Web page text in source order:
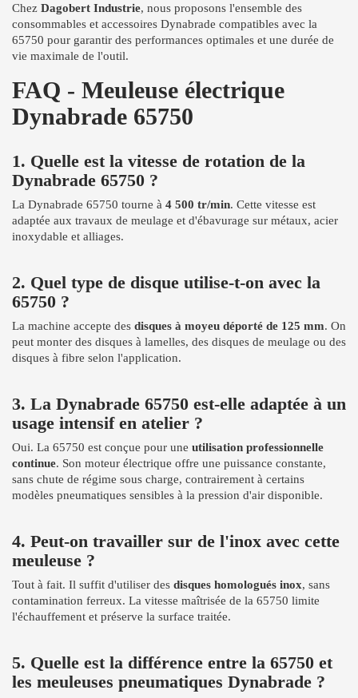
Chez Dagobert Industrie, nous proposons l'ensemble des
consommables et accessoires Dynabrade compatibles avec la
65750 pour garantir des performances optimales et une durée de
vie maximale de l'outil.
FAQ - Meuleuse électrique
Dynabrade 65750
1. Quelle est la vitesse de rotation de la
Dynabrade 65750 ?
La Dynabrade 65750 tourne à 4 500 tr/min. Cette vitesse est
adaptée aux travaux de meulage et d'ébavurage sur métaux, acier
inoxydable et alliages.
2. Quel type de disque utilise-t-on avec la
65750 ?
La machine accepte des disques à moyeu déporté de 125 mm. On
peut monter des disques à lamelles, des disques de meulage ou des
disques à fibre selon l'application.
3. La Dynabrade 65750 est-elle adaptée à un
usage intensif en atelier ?
Oui. La 65750 est conçue pour une utilisation professionnelle
continue. Son moteur électrique offre une puissance constante,
sans chute de régime sous charge, contrairement à certains
modèles pneumatiques sensibles à la pression d'air disponible.
4. Peut-on travailler sur de l'inox avec cette
meuleuse ?
Tout à fait. Il suffit d'utiliser des disques homologués inox, sans
contamination ferreux. La vitesse maîtrisée de la 65750 limite
l'échauffement et préserve la surface traitée.
5. Quelle est la différence entre la 65750 et
les meuleuses pneumatiques Dynabrade ?